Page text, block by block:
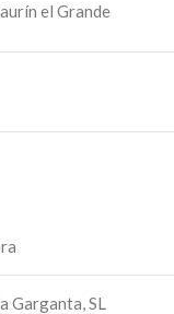
el Grande
Garganta, SL